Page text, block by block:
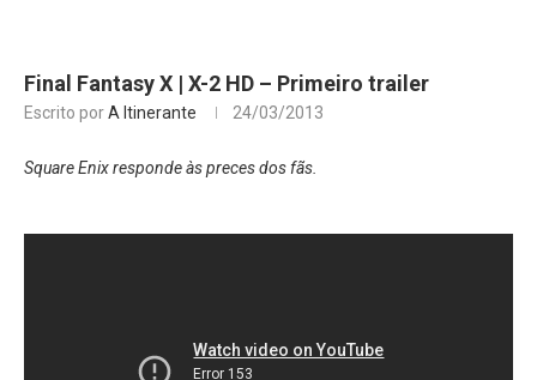
Final Fantasy X | X-2 HD – Primeiro trailer
Escrito porA Itinerante 24/03/2013
Square Enix responde às preces dos fãs.